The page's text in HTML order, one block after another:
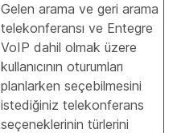
Gelen arama ve geri arama
telekonferansı ve Entegre
VoIP dahil olmak üzere
kullanıcının oturumları
planlarken seçebilmesini
istediğiniz telekonferans
seçeneklerinin türlerini